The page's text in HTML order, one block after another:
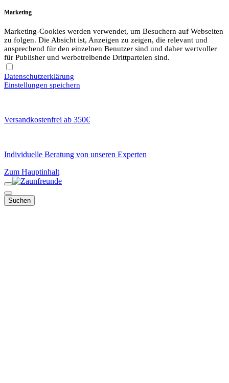
Marketing
Marketing-Cookies werden verwendet, um Besuchern auf Webseiten
zu folgen. Die Absicht ist, Anzeigen zu zeigen, die relevant und
ansprechend für den einzelnen Benutzer sind und daher wertvoller
für Publisher und werbetreibende Drittparteien sind.
Datenschutzerklärung
Einstellungen speichern
Versandkostenfrei ab 350€
Individuelle Beratung von unseren Experten
Zum Hauptinhalt
Suchen